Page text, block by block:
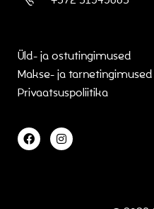
Üld- ja ostutingimused
Makse- ja tarnetingimused
Privaatsuspoliitika